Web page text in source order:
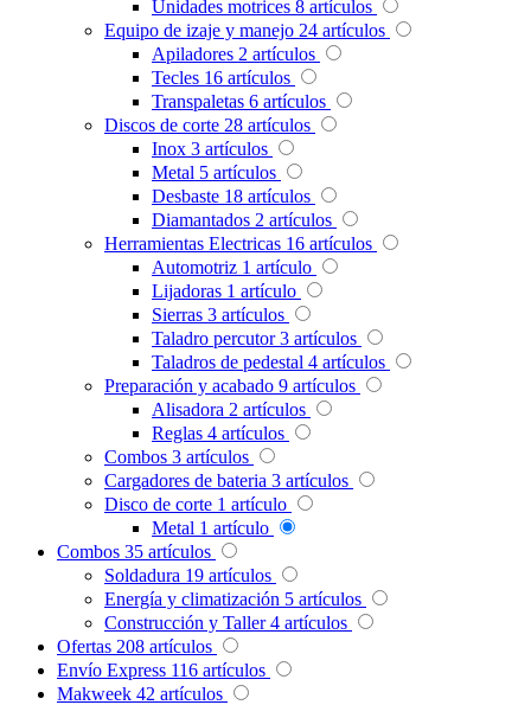
Unidades motrices 8 artículos
Equipo de izaje y manejo 24 artículos
Apiladores 2 artículos
Tecles 16 artículos
Transpaletas 6 artículos
Discos de corte 28 artículos
Inox 3 artículos
Metal 5 artículos
Desbaste 18 artículos
Diamantados 2 artículos
Herramientas Electricas 16 artículos
Automotriz 1 artículo
Lijadoras 1 artículo
Sierras 3 artículos
Taladro percutor 3 artículos
Taladros de pedestal 4 artículos
Preparación y acabado 9 artículos
Alisadora 2 artículos
Reglas 4 artículos
Combos 3 artículos
Cargadores de bateria 3 artículos
Disco de corte 1 artículo
Metal 1 artículo
Combos 35 artículos
Soldadura 19 artículos
Energía y climatización 5 artículos
Construcción y Taller 4 artículos
Ofertas 208 artículos
Envío Express 116 artículos
Makweek 42 artículos